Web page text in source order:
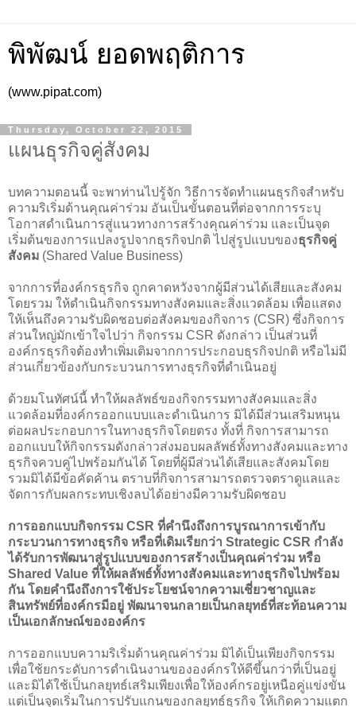
พิพัฒน์ ยอดพฤติการ
(www.pipat.com)
Thursday, October 22, 2015
แผนธุรกิจคู่สังคม
บทความตอนนี้ จะพาท่านไปรู้จัก วิธีการจัดทำแผนธุรกิจสำหรับ
ความริเริ่มด้านคุณค่าร่วม อันเป็นขั้นตอนที่ต่อจากการระบุ
โอกาสดำเนินการสู่แนวทางการสร้างคุณค่าร่วม และเป็นจุด
เริ่มต้นของการแปลงรูปจากธุรกิจปกติ ไปสู่รูปแบบของธุรกิจคู่
สังคม (Shared Value Business)
จากการที่องค์กรธุรกิจ ถูกคาดหวังจากผู้มีส่วนได้เสียและสังคม
โดยรวม ให้ดำเนินกิจกรรมทางสังคมและสิ่งแวดล้อม เพื่อแสดง
ให้เห็นถึงความรับผิดชอบต่อสังคมของกิจการ (CSR) ซึ่งกิจการ
ส่วนใหญ่มักเข้าใจไปว่า กิจกรรม CSR ดังกล่าว เป็นส่วนที่
องค์กรธุรกิจต้องทำเพิ่มเติมจากการประกอบธุรกิจปกติ หรือไม่มี
ส่วนเกี่ยวข้องกับกระบวนการทางธุรกิจที่ดำเนินอยู่
ด้วยมโนทัศน์นี้ ทำให้ผลลัพธ์ของกิจกรรมทางสังคมและสิ่ง
แวดล้อมที่องค์กรออกแบบและดำเนินการ มิได้มีส่วนเสริมหนุน
ต่อผลประกอบการในทางธุรกิจโดยตรง ทั้งที่ กิจการสามารถ
ออกแบบให้กิจกรรมดังกล่าวส่งมอบผลลัพธ์ทั้งทางสังคมและทาง
ธุรกิจควบคู่ไปพร้อมกันได้ โดยที่ผู้มีส่วนได้เสียและสังคมโดย
รวมมิได้มีข้อคัดค้าน ตราบที่กิจการสามารถตรวจตราดูแลและ
จัดการกับผลกระทบเชิงลบได้อย่างมีความรับผิดชอบ
การออกแบบกิจกรรม CSR ที่คำนึงถึงการบูรณาการเข้ากับ
กระบวนการทางธุรกิจ หรือที่เดิมเรียกว่า Strategic CSR กำลัง
ได้รับการพัฒนาสู่รูปแบบของการสร้างเป็นคุณค่าร่วม หรือ
Shared Value ที่ให้ผลลัพธ์ทั้งทางสังคมและทางธุรกิจไปพร้อม
กัน โดยคำนึงถึงการใช้ประโยชน์จากความเชี่ยวชาญและ
สินทรัพย์ที่องค์กรมีอยู่ พัฒนาจนกลายเป็นกลยุทธ์ที่สะท้อนความ
เป็นเอกลักษณ์ขององค์กร
การออกแบบความริเริ่มด้านคุณค่าร่วม มิได้เป็นเพียงกิจกรรม
เพื่อใช้ยกระดับการดำเนินงานขององค์กรให้ดีขึ้นกว่าที่เป็นอยู่
และมิได้ใช้เป็นกลยุทธ์เสริมเพียงเพื่อให้องค์กรอยู่เหนือคู่แข่งขัน
แต่เป็นจุดเริ่มในการปรับแกนของกลยุทธ์ธุรกิจ ให้เกิดความแตก